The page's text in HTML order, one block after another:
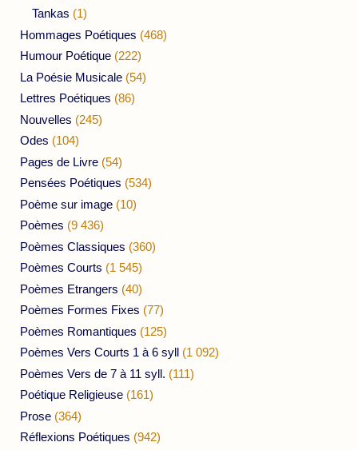
Tankas (1)
Hommages Poétiques (468)
Humour Poétique (222)
La Poésie Musicale (54)
Lettres Poétiques (86)
Nouvelles (245)
Odes (104)
Pages de Livre (54)
Pensées Poétiques (534)
Poème sur image (10)
Poèmes (9 436)
Poèmes Classiques (360)
Poèmes Courts (1 545)
Poèmes Etrangers (40)
Poèmes Formes Fixes (77)
Poèmes Romantiques (125)
Poèmes Vers Courts 1 à 6 syll (1 092)
Poèmes Vers de 7 à 11 syll. (111)
Poétique Religieuse (161)
Prose (364)
Réflexions Poétiques (942)